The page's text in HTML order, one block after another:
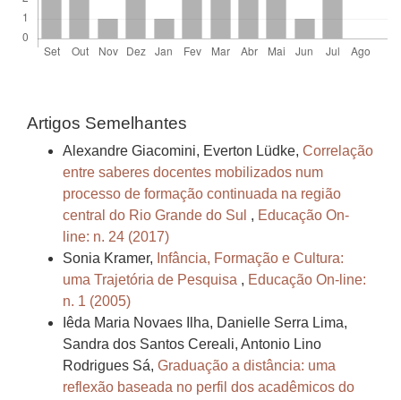
Artigos Semelhantes
Alexandre Giacomini, Everton Lüdke, Correlação
entre saberes docentes mobilizados num
processo de formação continuada na região
central do Rio Grande do Sul , Educação On-
line: n. 24 (2017)
Sonia Kramer, Infância, Formação e Cultura:
uma Trajetória de Pesquisa , Educação On-line:
n. 1 (2005)
Iêda Maria Novaes Ilha, Danielle Serra Lima,
Sandra dos Santos Cereali, Antonio Lino
Rodrigues Sá, Graduação a distância: uma
reflexão baseada no perfil dos acadêmicos do